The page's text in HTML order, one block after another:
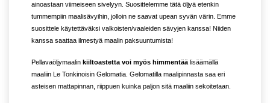
ainoastaan viimeiseen sivelyyn. Suosittelemme tätä öljyä etenkin
tummempiin maalisävyihin, jolloin ne saavat upean syvän värin. Emme
suosittele käytettäväksi valkoisten/vaaleiden sävyjen kanssa! Niiden
kanssa saattaa ilmestyä maalin paksuuntumista!
Pellavaöljymaalin kiiltoastetta voi myös himmentää lisäämällä
maaliin Le Tonkinoisin Gelomatia. Gelomatilla maalipinnasta saa eri
asteisen mattapinnan, riippuen kuinka paljon sitä maaliin sekoitetaan.